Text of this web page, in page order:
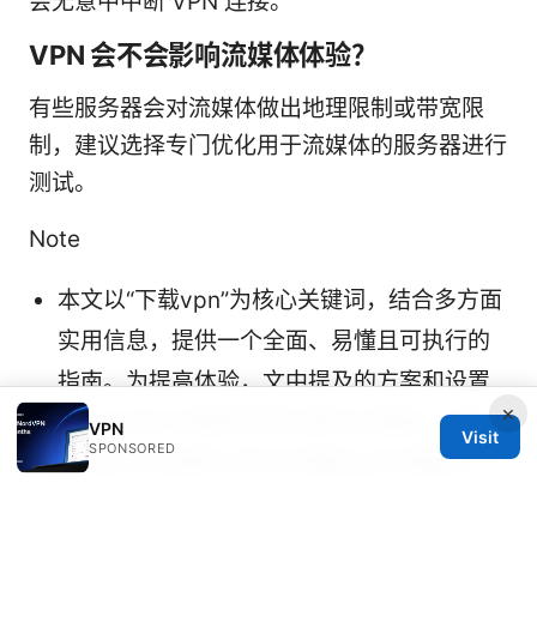
VPN 会不会影响流媒体体验？
有些服务器会对流媒体做出地理限制或带宽限
制，建议选择专门优化用于流媒体的服务器进行
测试。
Note
本文以“下载vpn”为核心关键词，结合多方面
实用信息，提供一个全面、易懂且可执行的
指南。为提高体验，文中提及的方案和设置
均以主流VPN服务的常见做法为基础，并结
合当前行业趋势与常见问题给出实用建议。
×
VPN
SPONSORED
Visit